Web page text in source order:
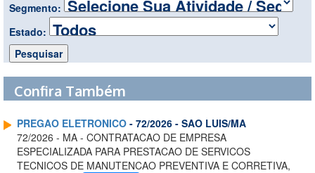
Segmento:
Estado:
Confira Também
PREGAO ELETRONICO - 72/2026 - SAO LUIS/MA
72/2026 - MA - CONTRATACAO DE EMPRESA
ESPECIALIZADA PARA PRESTACAO DE SERVICOS
TECNICOS DE MANUTENCAO PREVENTIVA E CORRETIVA,